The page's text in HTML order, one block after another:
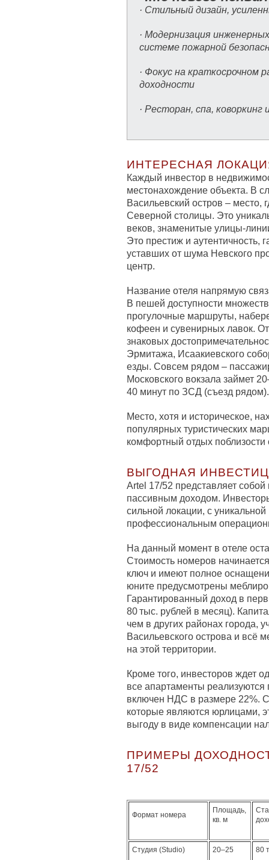
· Стильный дизайн,
· Модернизация
системе пожарной
· Фокус на краткосрочном
доходности
· Ресторан, спа,
ИНТЕРЕСНАЯ
Каждый инвестор в
местонахождение объекта. В
Васильевский остров –
Северной столицы. Это
веков, знаменитые улицы-
Это престиж и аутентичность,
уставших от шума Невского
центр.
Название отеля напрямую
В пешей доступности
прогулочные маршруты,
кофеен и сувенирных лавок.
знаковых
Эрмитажа, Исаакиевского
езды. Совсем рядом –
Московского вокзала займет
40 минут по ЗСД (съезд рядом).
Место, хотя и историческое,
популярных туристических
комфортный отдых поблизости
ВЫГОДНАЯ
Artel 17/52 представляет собой
пассивным доходом.
сильной локации, с
профессиональным
На данный момент в отеле
Стоимость номеров
ключ и имеют полное
юните предусмотрены
Гарантированный доход в
80 тыс. рублей в месяц).
чем в других районах города,
Васильевского острова и всё
на этой территории.
Кроме того, инвесторов ждет
все апартаменты реализуются
включен НДС в размере 22%.
которые являются юрлицами,
выгоду в виде компенсации
ПРИМЕРЫ
17/52
Формат номера
Площадь,
кв. м
Студия (Studio) 20–25 80